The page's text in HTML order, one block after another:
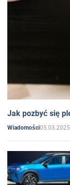
Jak pozbyć się
Wiadomości